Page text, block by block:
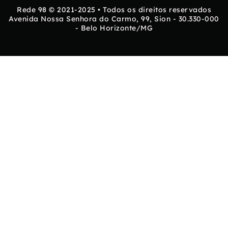
Rede 98 © 2021-2025 • Todos os direitos reservados
Avenida Nossa Senhora do Carmo, 99, Sion - 30.330-000
- Belo Horizonte/MG